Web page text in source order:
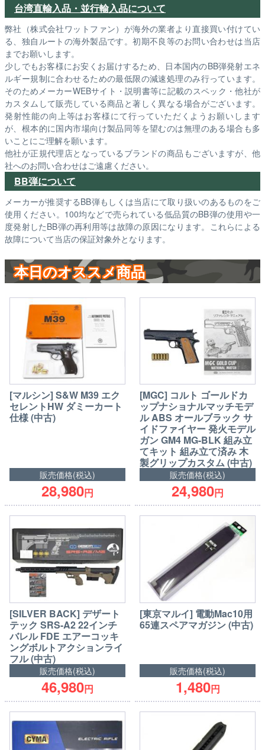
台湾直輸入品・並行輸入品について
弊社（株式会社ワットファン）が海外の業者より直接買い付けてい
る、独自ルートの海外製品です。初期不良等のお問い合わせは当店
までお願いします。
少しでもお客様にお安くお届けするため、日本国内のBB弾発射エネ
ルギー規制に合わせるための最低限の減速処理のみ行っています。
そのためメーカーWEBサイト・説明書等に記載のスペック・他社が
カスタムして販売している商品と著しく異なる場合がございます。
発射性能の向上等はお客様にて行っていただくようお願いします
が、根本的に国内市場向け製品同等を望むのは無理のある場合も多
いことにご理解を願います。
他社が正規代理店となっているブランドの商品もございますが、他
社へのお問い合わせはご遠慮ください。
BB弾について
メーカーが推奨するBB弾もしくは当店にて取り扱いのあるものをご
使用ください。100均などで売られている低品質のBB弾の使用や一
度発射したBB弾の再利用等は故障の原因になります。これらによる
故障について当店の保証対象外となります。
本日のオススメ商品
[マルシン] S&W M39 エク
セレントHW ダミーカート
仕様 (中古)
販売価格(税込)
28,980円
[MGC] コルト ゴールドカ
ップナショナルマッチモデ
ル ABS オールブラック サ
イドファイヤー 発火モデル
ガン GM4 MG-BLK 組み立
てキット 組み立て済み 木
製グリップカスタム (中古)
販売価格(税込)
24,980円
[SILVER BACK] デザート
テック SRS-A2 22インチ
バレル FDE エアーコッキ
ングボルトアクションライ
フル (中古)
販売価格(税込)
46,980円
[東京マルイ] 電動Mac10用
65連スペアマガジン (中古)
販売価格(税込)
1,480円